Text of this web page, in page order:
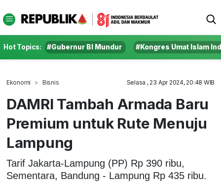
Hot Topics: #Gubernur BI Mundur #Kongres Umat Islam
Ekonomi Bisnis Selasa , 23 Apr 2024, 20:48 WIB
DAMRI Tambah Armada Baru
Premium untuk Rute Menuju
Lampung
Tarif Jakarta-Lampung (PP) Rp 390 ribu,
Sementara, Bandung - Lampung Rp 435 ribu.